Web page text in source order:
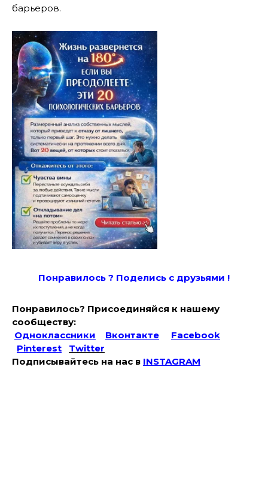
барьеров.
Понравилось ? Поделись с друзьями !
Понравилось? Присоединяйся к нашему
сообществу:
Одноклассники
Вконтакте
Facebook
Pinterest
Twitter
Подписывайтесь на наc в INSTAGRAM